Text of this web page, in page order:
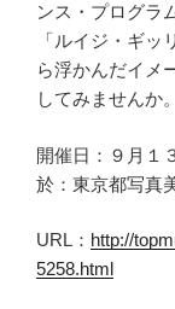
ンス・プログラ
「ルイジ・ギ
ら浮かんだイメ
してみませんか。
開催日：９月１
於：東京都写真
URL： http://
5258.html